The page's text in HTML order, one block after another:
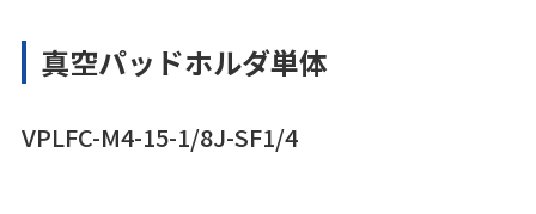
真空パッドホルダ単体
VPLFC-M4-15-1/8J-SF1/4